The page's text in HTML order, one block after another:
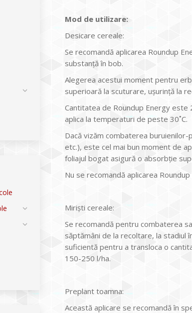
Mod de utilizare:
Desicare cereale:
Se recomandă aplicarea Roundup
substanţă în bob.
Alegerea acestui moment pentru
superioară la scuturare, uşurinţă la
Cantitatea de Roundup Energy
aplica la temperaturi de peste 30˚C.
Dacă vizăm combaterea
etc.), este cel mai bun moment de
foliajul bogat asigură o absorbţie
Nu se recomandă aplicarea
Mirişti cereale:
Se recomandă pentru combaterea
săptămâni de la recoltare, la stadiul
suficientă pentru a transloca o
150-250 l/ha.
Preplant toamna:
Această aplicare se recomandă în